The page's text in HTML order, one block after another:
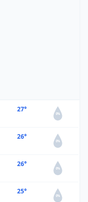
27°
0%
26°
0%
26°
0%
25°
0%